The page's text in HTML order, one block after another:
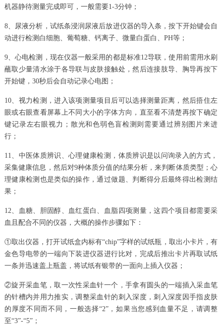
机器静待测量完成即可，一般需要1-3分钟；
8、尿液分析，试纸条浸润尿液后放进仪器的导入条，按下开始键会自
动进行检测白细胞、葡萄糖、钙离子、微量白蛋白、PH等；
9、心电检测，现在仪器一般采用的都是标准12导联，使用前需用水刷
蘸取少量清水涂于各导联与皮肤接触处，然后连接肢导、胸导再按下
开始键，30秒后会自动记录心电图；
10、视力检测，进入该项测量项目后可以选择测量距离，然后捂住左
眼或右眼查看屏幕上不同大小的字体方向，直至看不清楚再按下确定
键记录左右眼视力；散光和色弱色盲检测则需要通过辨别图片来进
行；
11、中医体质辨识、心理健康检测，体质辨识是以问询录入的方式，
采集健康信息，然后对9种体质分值的结果分析，来判断体质类型；心
理健康检测也是类似的操作，通过做题、判断得分后最终得出检测结
果；
12、血糖、胆固醇、血红蛋白、血脂四项测量，这四个项目都需要采
血且配合不同的仪器，大概的操作步骤如下：
①取出仪器，打开试纸盒内标有“chip”字样的试纸瓶，取出小卡片，有
金色导电带的一端向下装进仪器进行比对，完成后推出卡片再取试纸
一条并迅速盖上瓶盖，将试纸有银带的一面向上插入仪器；
②旋开采血笔，取一次性采血针一个，手拿有圆头的一端插入采血笔
的针槽内并用力推实，调整采血针的刺入深度，刺入深度因手指皮肤
的厚度不同而不同，一般选择“2”，如果当您感到血量不足，请调整
至“3”-“5”；